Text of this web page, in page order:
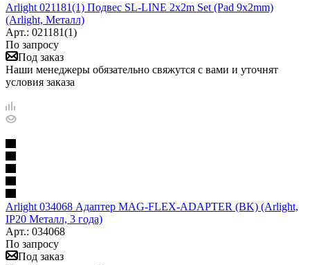
Arlight 021181(1) Подвес SL-LINE 2x2m Set (Pad 9x2mm)
(Arlight, Металл)
Арт.: 021181(1)
По запросу
Под заказ
Наши менеджеры обязательно свяжутся с вами и уточнят
условия заказа
Arlight 034068 Адаптер MAG-FLEX-ADAPTER (BK) (Arlight,
IP20 Металл, 3 года)
Арт.: 034068
По запросу
Под заказ